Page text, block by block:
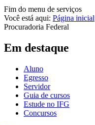
Fim do menu de serviços
Você está aqui: Página inicial
Procuradoria Federal
Em destaque
Aluno
Egresso
Servidor
Guia de cursos
Estude no IFG
Concursos